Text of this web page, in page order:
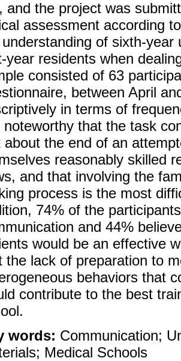
and the project was
assessment according
of sixth-
year residents when
consisted of 63
between April
in terms of
noteworthy that the task
about the end of an
reasonably skilled
and that involving the
process is the most
74% of the
and 44%
would be an effective
the lack of preparation to
behaviors that
contribute to the best
words: Communication;
Medical Schools